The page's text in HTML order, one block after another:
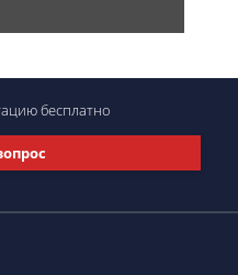
бесплатно